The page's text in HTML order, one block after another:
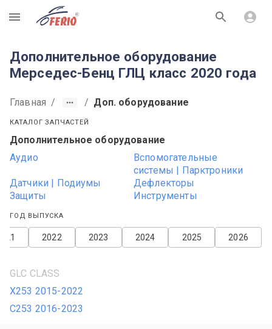
R
Дополнительное оборудование
Мерседес-Бенц ГЛЦ класс 2020 года
Главная / / Доп. оборудование
КАТАЛОГ ЗАПЧАСТЕЙ
Дополнительное оборудование
Аудио
Вспомогательные
системы | Парктроники
Датчики | Подиумы
Дефлекторы
Защиты
Инструменты
ГОД ВЫПУСКА
2026
2025
2024
2023
2022
GLC CLASS
X253 2015-2022
C253 2016-2023